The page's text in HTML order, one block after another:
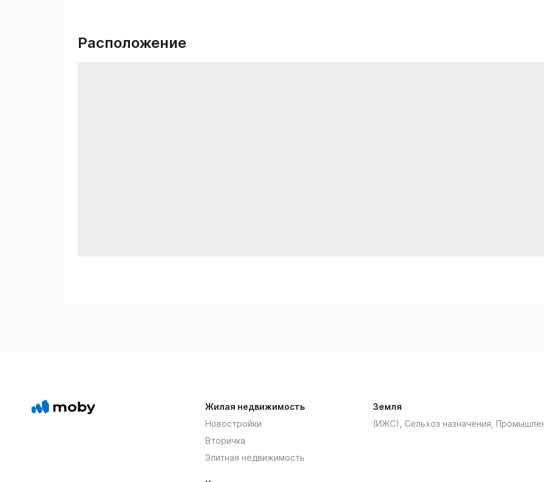
Расположение
Жилая недвижимость
Новостройки
Вторичка
Элитная недвижимость
Земля
(ИЖС), Сельхоз назначения,